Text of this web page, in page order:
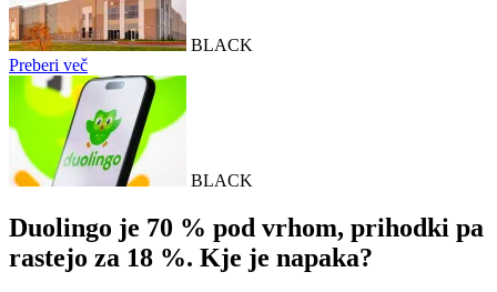
BLACK
Preberi več
BLACK
Duolingo je 70 % pod vrhom, prihodki pa
rastejo za 18 %. Kje je napaka?